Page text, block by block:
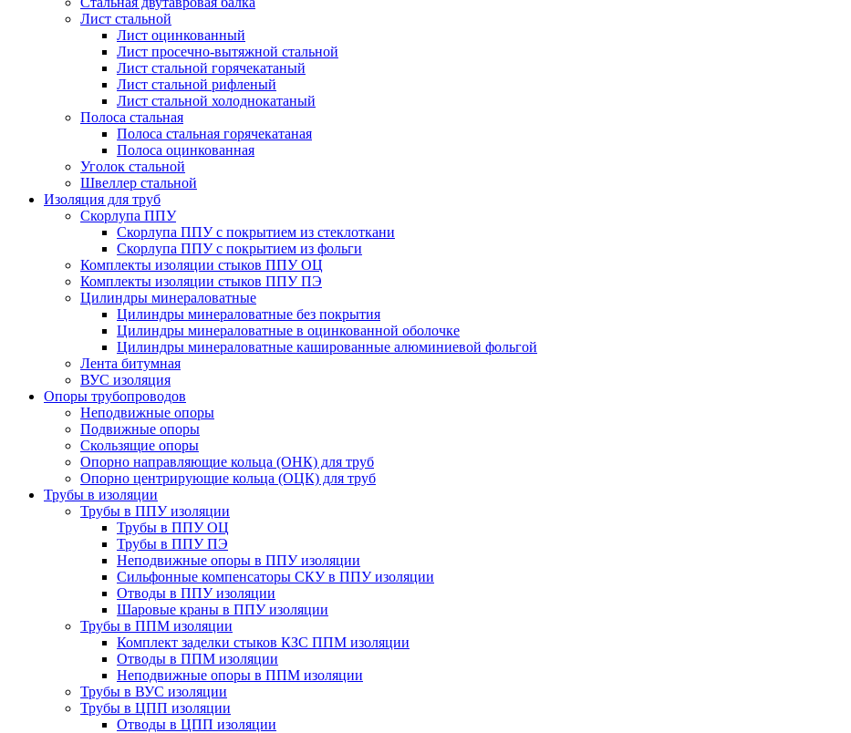
Лист стальной
Лист оцинкованный
Лист просечно-вытяжной стальной
Лист стальной горячекатаный
Лист стальной рифленый
Лист стальной холоднокатаный
Полоса стальная
Полоса стальная горячекатаная
Полоса оцинкованная
Уголок стальной
Швеллер стальной
Изоляция для труб
Скорлупа ППУ
Скорлупа ППУ с покрытием из стеклоткани
Скорлупа ППУ с покрытием из фольги
Комплекты изоляции стыков ППУ ОЦ
Комплекты изоляции стыков ППУ ПЭ
Цилиндры минераловатные
Цилиндры минераловатные без покрытия
Цилиндры минераловатные в оцинкованной оболочке
Цилиндры минераловатные кашированные алюминиевой фольгой
Лента битумная
ВУС изоляция
Опоры трубопроводов
Неподвижные опоры
Подвижные опоры
Скользящие опоры
Опорно направляющие кольца (ОНК) для труб
Опорно центрирующие кольца (ОЦК) для труб
Трубы в изоляции
Трубы в ППУ изоляции
Трубы в ППУ ОЦ
Трубы в ППУ ПЭ
Неподвижные опоры в ППУ изоляции
Сильфонные компенсаторы СКУ в ППУ изоляции
Отводы в ППУ изоляции
Шаровые краны в ППУ изоляции
Трубы в ППМ изоляции
Комплект заделки стыков КЗС ППМ изоляции
Отводы в ППМ изоляции
Неподвижные опоры в ППМ изоляции
Трубы в ВУС изоляции
Трубы в ЦПП изоляции
Отводы в ЦПП изоляции